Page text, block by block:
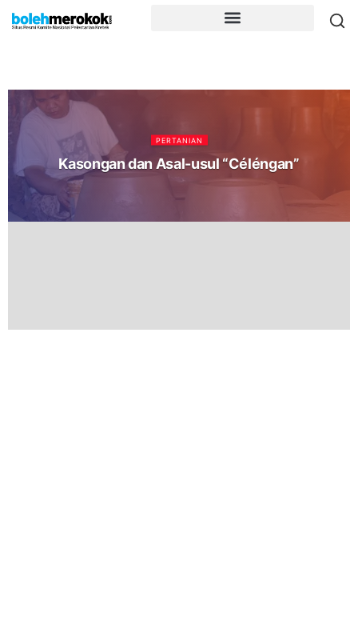
PERTANIAN
Kasongan dan Asal-usul “Céléngan”